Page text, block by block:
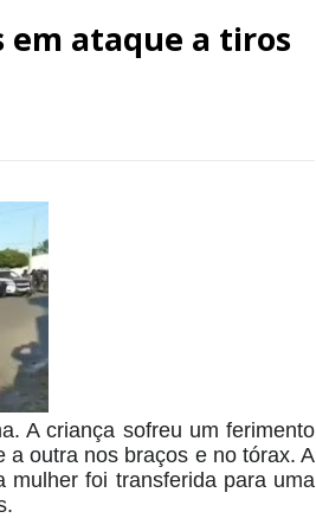
em ataque a tiros
A criança sofreu um ferimento
outra nos braços e no tórax. A
mulher foi transferida para uma